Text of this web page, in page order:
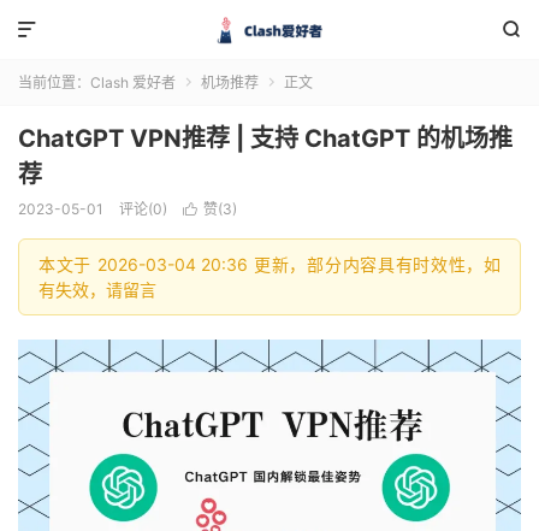


当前位置： Clash 爱好者  机场推荐  正文
ChatGPT VPN推荐 | 支持 ChatGPT 的机场推
荐
2023-05-01 评论(0)  赞(3)
本文于 2026-03-04 20:36 更新，部分内容具有时效性，如
有失效，请留言